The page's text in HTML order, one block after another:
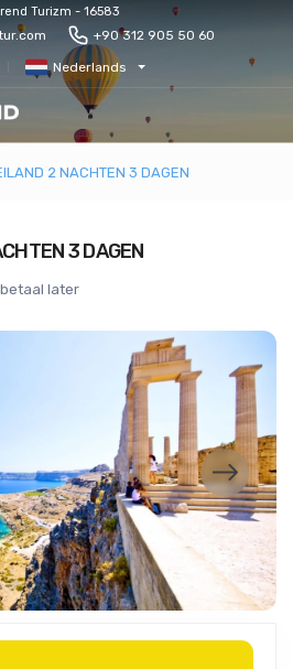
Turizm - 16583
+90 312 905 50 60
Nederlands
2 NACHTEN 3 DAGEN
3 DAGEN
later